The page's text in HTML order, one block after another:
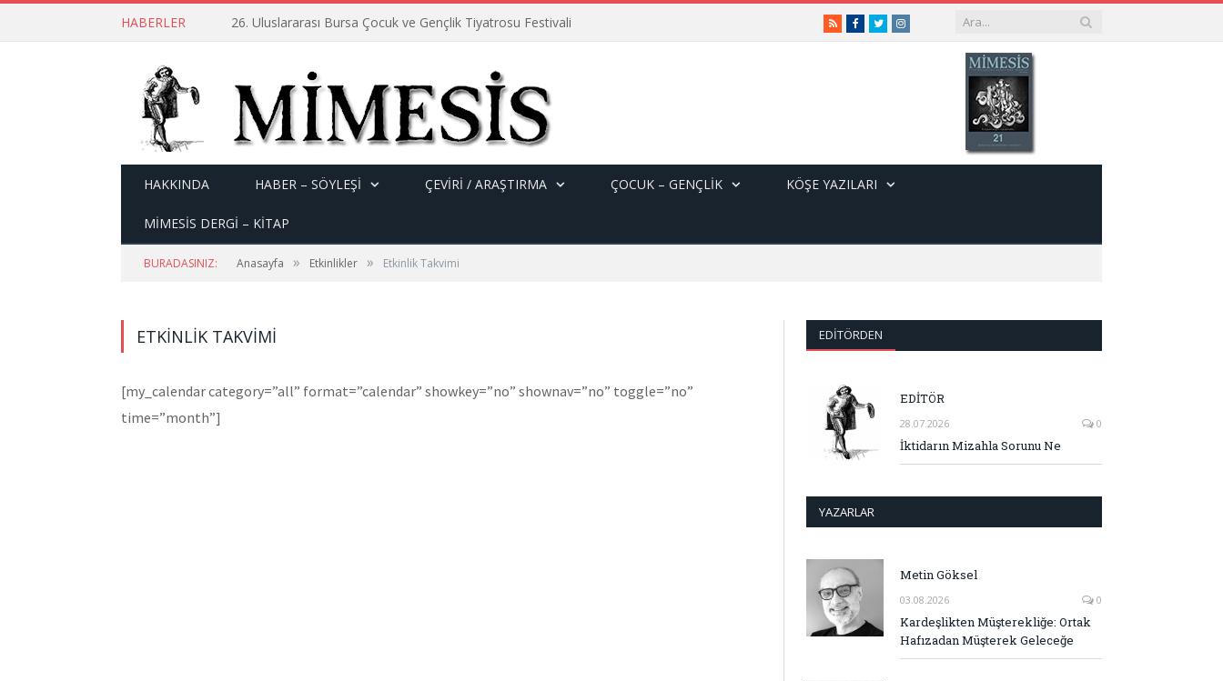
HABERLER 26. Uluslararası Bursa Çocuk ve Gençlik Tiyatrosu Festivali RSSFacebook
TwitterInstagram
HAKKINDA HABER – SÖYLEŞI ÇEVİRİ / ARAŞTIRMA ÇOCUK – GENÇLIK KÖŞE YAZILARI
MİMESİS DERGİ – KİTAP
BURADASINIZ: Anasayfa » Etkinlikler » Etkinlik Takvimi
ETKINLIK TAKVIMI
[my_calendar category=”all” format=”calendar” showkey=”no” shownav=”no” toggle=”no”
time=”month”]
EDITÖRDEN
EDİTÖR
28.07.2026 0
İktidarın Mizahla Sorunu Ne
YAZARLAR
Metin Göksel
03.08.2026 0
Kardeşlikten Müşterekliğe: Ortak
Hafızadan Müşterek Geleceğe